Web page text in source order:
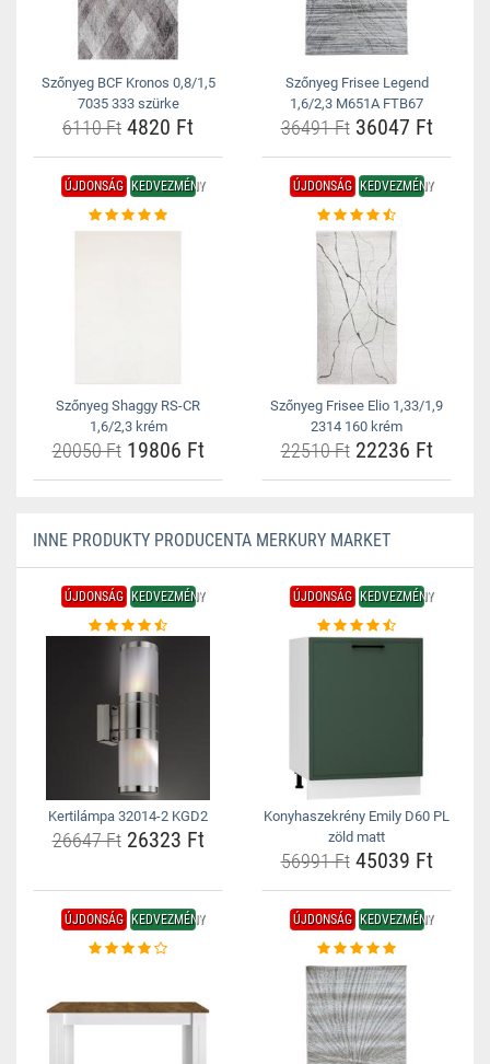
Szőnyeg BCF Kronos 0,8/1,5
7035 333 szürke
6110 Ft 4820 Ft
Szőnyeg Frisee Legend
1,6/2,3 M651A FTB67
36491 Ft36047 Ft
ÚJDONSÁG KEDVEZMÉNY
Szőnyeg Shaggy RS-CR
1,6/2,3 krém
20050 Ft19806 Ft
ÚJDONSÁG KEDVEZMÉNY
Szőnyeg Frisee Elio 1,33/1,9
2314 160 krém
22510 Ft22236 Ft
INNE PRODUKTY PRODUCENTA MERKURY MARKET
ÚJDONSÁG KEDVEZMÉNY
Kertilámpa 32014-2 KGD2
26647 Ft26323 Ft
ÚJDONSÁG KEDVEZMÉNY
Konyhaszekrény Emily D60 PL
zöld matt
56991 Ft45039 Ft
ÚJDONSÁG KEDVEZMÉNY ÚJDONSÁG KEDVEZMÉNY